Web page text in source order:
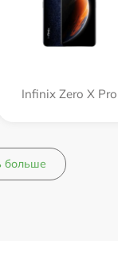
Infinix Zero X Pro
больше